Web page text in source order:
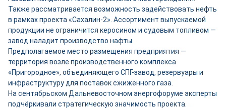
Также рассматривается возможность задействовать нефть
в рамках проекта «Сахалин‑2». Ассортимент выпускаемой
продукции не ограничится керосином и судовым топливом —
завод наладит производство нафты.
Предполагаемое место размещения предприятия —
территория возле производственного комплекса
«Пригородное», объединяющего СПГ-завод, резервуары и
инфраструктуру для поставок сжиженного газа.
На сентябрьском Дальневосточном энергофоруме эксперты
подчёркивали стратегическую значимость проекта.